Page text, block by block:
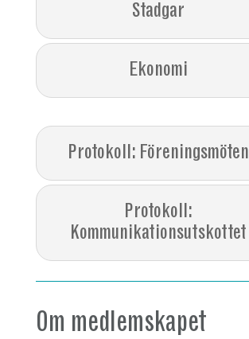
Stadgar
Ekonomi
Protokoll: Föreningsmöten
Protokoll:
Kommunikationsutskottet
Om medlemskapet